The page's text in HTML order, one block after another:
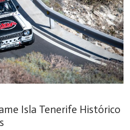
Isla Tenerife Histórico